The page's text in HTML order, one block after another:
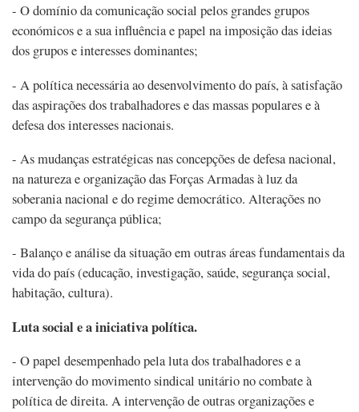
- O domínio da comunicação social pelos grandes grupos
económicos e a sua influência e papel na imposição das ideias
dos grupos e interesses dominantes;
- A política necessária ao desenvolvimento do país, à satisfação
das aspirações dos trabalhadores e das massas populares e à
defesa dos interesses nacionais.
- As mudanças estratégicas nas concepções de defesa nacional,
na natureza e organização das Forças Armadas à luz da
soberania nacional e do regime democrático. Alterações no
campo da segurança pública;
- Balanço e análise da situação em outras áreas fundamentais da
vida do país (educação, investigação, saúde, segurança social,
habitação, cultura).
Luta social e a iniciativa política.
- O papel desempenhado pela luta dos trabalhadores e a
intervenção do movimento sindical unitário no combate à
política de direita. A intervenção de outras organizações e